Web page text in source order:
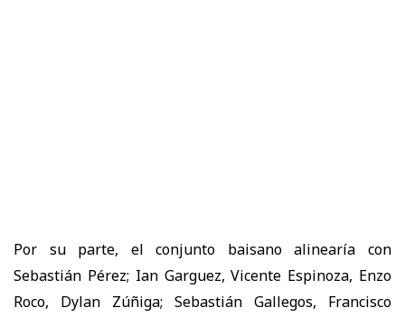
Por su parte, el conjunto baisano alinearía con
Sebastián Pérez; Ian Garguez, Vicente Espinoza, Enzo
Roco, Dylan Zúñiga; Sebastián Gallegos, Francisco